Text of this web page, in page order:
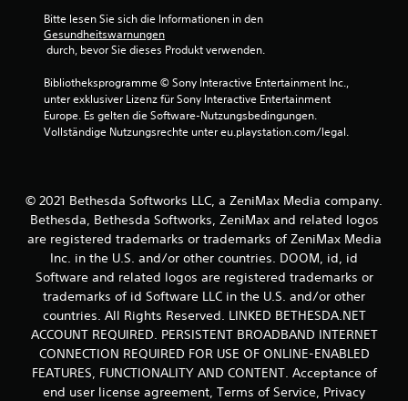
e
m
e
t
e
b
e
n
e
n
z
u
m
ü
s
e
n
.
Bitte lesen Sie sich die Informationen in den
Gesundheitswarnungen
durch, bevor Sie dieses Produkt verwenden.
Bibliotheksprogramme © Sony Interactive Entertainment Inc.,
unter exklusiver Lizenz für Sony Interactive Entertainment
Europe. Es gelten die Software-Nutzungsbedingungen.
Vollständige Nutzungsrechte unter eu.playstation.com/legal.
© 2021 Bethesda Softworks LLC, a ZeniMax Media company.
Bethesda, Bethesda Softworks, ZeniMax and related logos
are registered trademarks or trademarks of ZeniMax Media
Inc. in the U.S. and/or other countries. DOOM, id, id
Software and related logos are registered trademarks or
trademarks of id Software LLC in the U.S. and/or other
countries. All Rights Reserved. LINKED BETHESDA.NET
ACCOUNT REQUIRED. PERSISTENT BROADBAND INTERNET
CONNECTION REQUIRED FOR USE OF ONLINE-ENABLED
FEATURES, FUNCTIONALITY AND CONTENT. Acceptance of
end user license agreement, Terms of Service, Privacy